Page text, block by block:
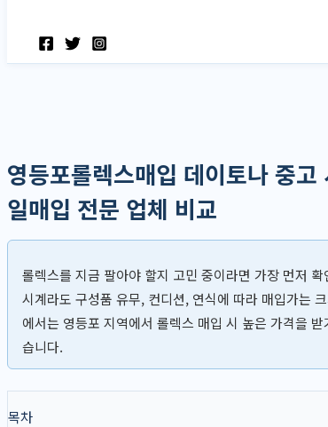
영등포롤렉스매입 데이토나 중
일매입 전문 업체 비교
롤렉스를 지금 팔아야 할지 고민 중이라면 가장 먼저
시계라도 구성품 유무, 컨디션, 연식에 따라 매입가는
에서는 영등포 지역에서 롤렉스 매입 시 높은 가격을
습니다.
목차